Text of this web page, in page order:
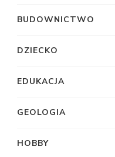
BUDOWNICTWO
DZIECKO
EDUKACJA
GEOLOGIA
HOBBY